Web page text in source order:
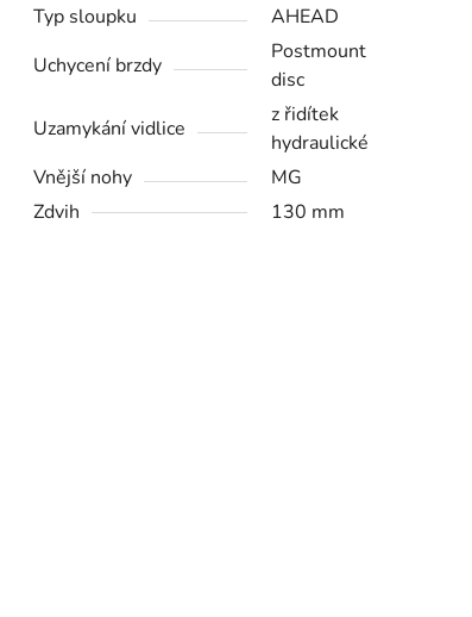
Typ sloupku
AHEAD
Uchycení brzdy
Postmount
disc
Uzamykání vidlice
z řidítek
hydraulické
Vnější nohy
MG
Zdvih
130 mm